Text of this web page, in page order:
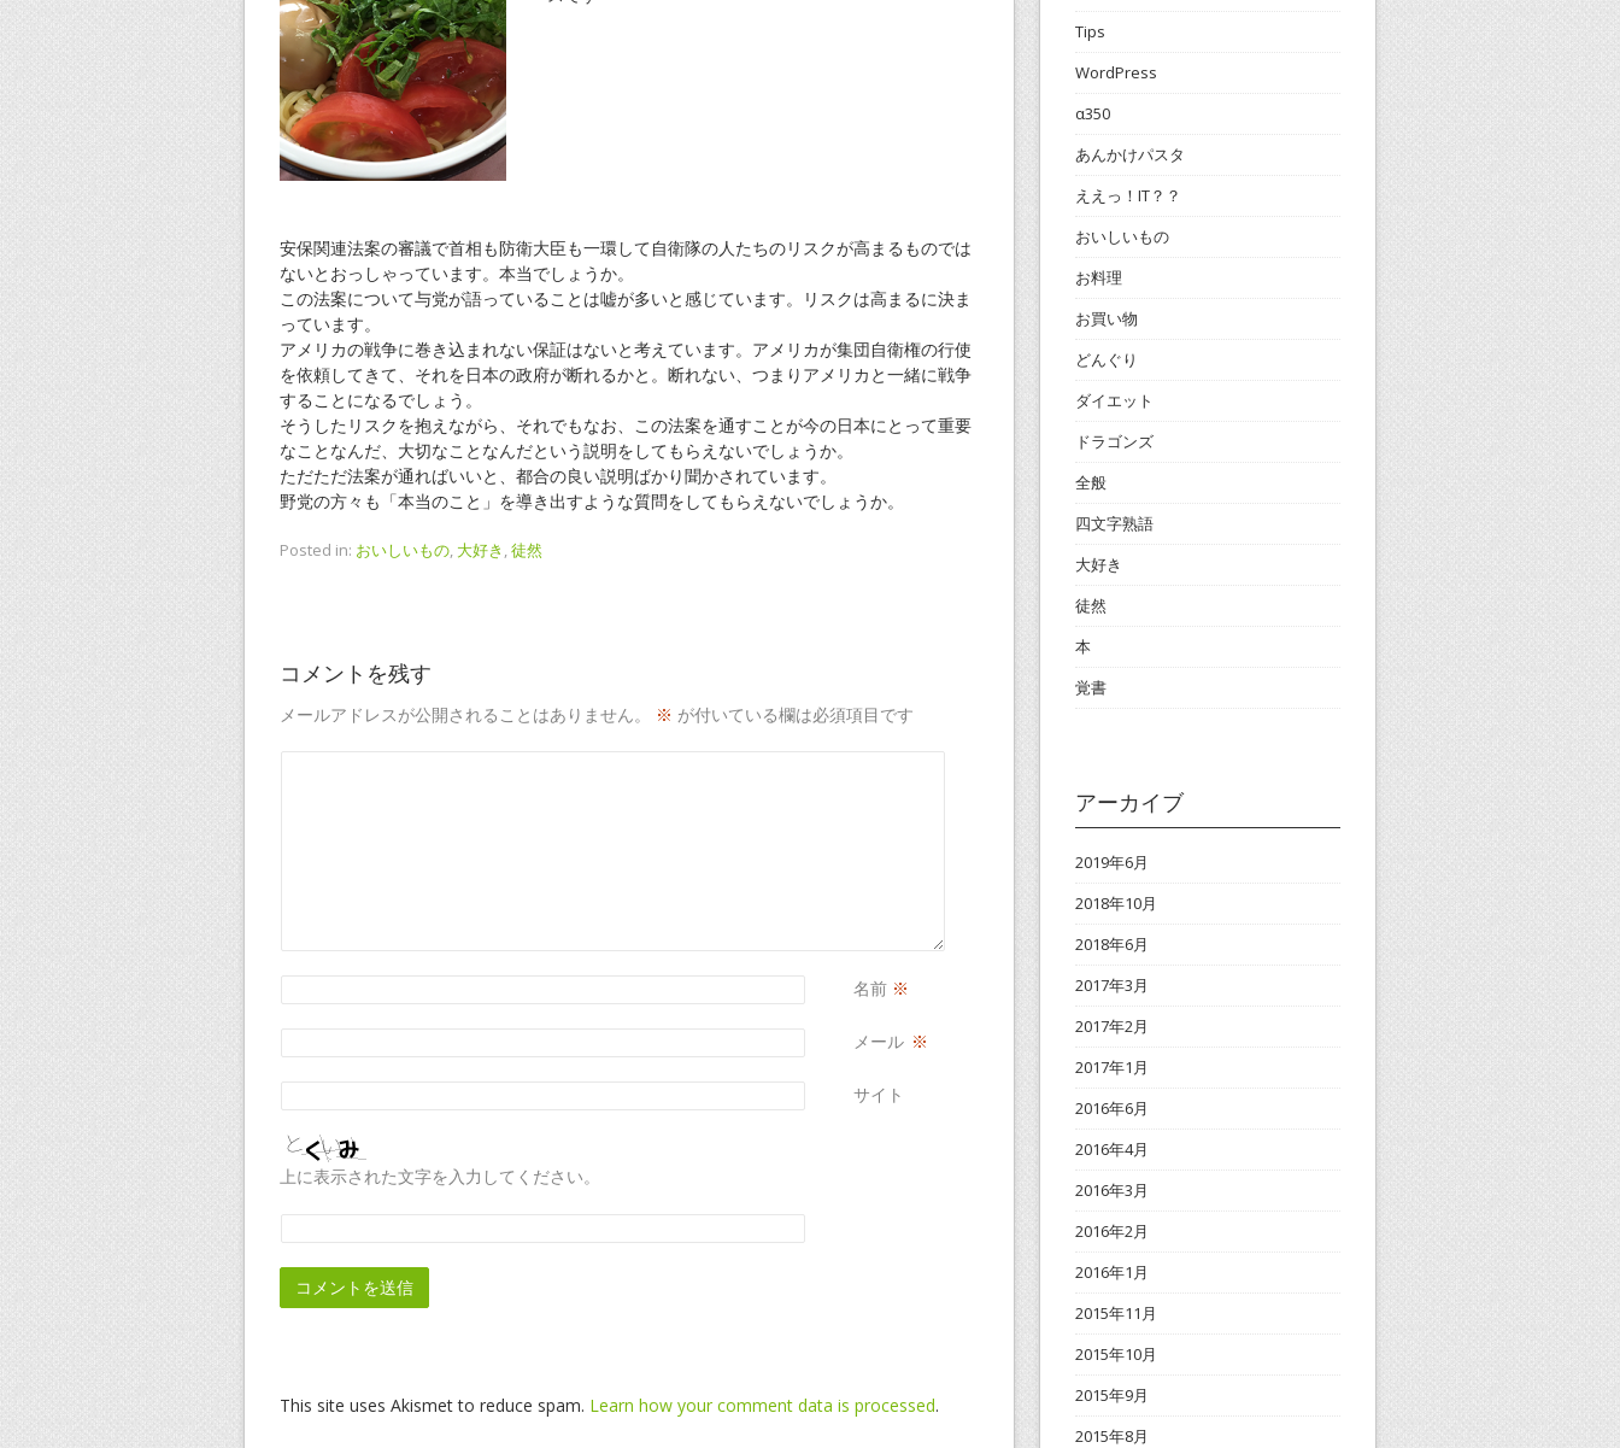
安保関連法案の審議で首相も防衛大臣も一環して自衛隊の人たちのリスクが高まるものでは
ないとおっしゃっています。本当でしょうか。
この法案について与党が語っていることは嘘が多いと感じています。リスクは高まるに決ま
っています。
アメリカの戦争に巻き込まれない保証はないと考えています。アメリカが集団自衛権の行使
を依頼してきて、それを日本の政府が断れるかと。断れない、つまりアメリカと一緒に戦争
することになるでしょう。
そうしたリスクを抱えながら、それでもなお、この法案を通すことが今の日本にとって重要
なことなんだ、大切なことなんだという説明をしてもらえないでしょうか。
ただただ法案が通ればいいと、都合の良い説明ばかり聞かされています。
野党の方々も「本当のこと」を導き出すような質問をしてもらえないでしょうか。
Posted in: おいしいもの, 大好き ,徒然
コメントを残す
メールアドレスが公開されることはありません。 ※ が付いている欄は必須項目です
名前 ※
メール ※
サイト
上に表示された文字を入力してください。
This site uses Akismet to reduce spam. Learn how your comment data is processed.
Tips
WordPress
α350
あんかけパスタ
ええっ！IT？？
おいしいもの
お料理
お買い物
どんぐり
ダイエット
ドラゴンズ
全般
四文字熟語
大好き
徒然
本
覚書
アーカイブ
2019年6月
2018年10月
2018年6月
2017年3月
2017年2月
2017年1月
2016年6月
2016年4月
2016年3月
2016年2月
2016年1月
2015年11月
2015年10月
2015年9月
2015年8月